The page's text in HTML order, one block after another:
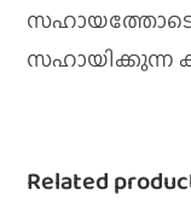
സഹായത്തോടെ
സഹായിക്കുന്ന
Related